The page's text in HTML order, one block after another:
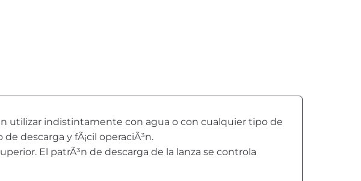
utilizar indistintamente con agua o con cualquier tipo de
descarga y fÃ¡cil operaciÃ³n.
El patrÃ³n de descarga de la lanza se controla